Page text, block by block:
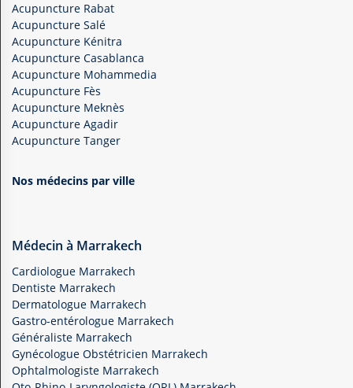
Acupuncture Rabat
Acupuncture Salé
Acupuncture Kénitra
Acupuncture Casablanca
Acupuncture Mohammedia
Acupuncture Fès
Acupuncture Meknès
Acupuncture Agadir
Acupuncture Tanger
Nos médecins par ville
Médecin à Marrakech
Cardiologue Marrakech
Dentiste Marrakech
Dermatologue Marrakech
Gastro-entérologue Marrakech
Généraliste Marrakech
Gynécologue Obstétricien Marrakech
Ophtalmologiste Marrakech